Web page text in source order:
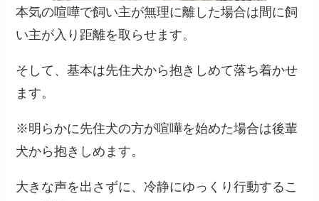
本気の喧嘩で飼い主が無理に離した場合は間に飼
い主が入り距離を取らせます。
そして、基本は先住犬から抱きしめて落ち着かせ
ます。
※明らかに先住犬の方が喧嘩を始めた場合は後輩
犬から抱きしめます。
大きな声を出さずに、冷静にゆっくり行動するこ